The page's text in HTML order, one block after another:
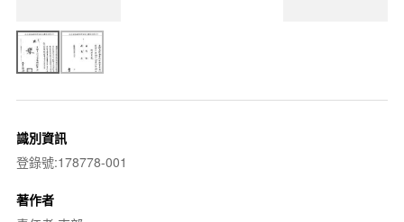
識別資訊
登錄號:178778-001
著作者